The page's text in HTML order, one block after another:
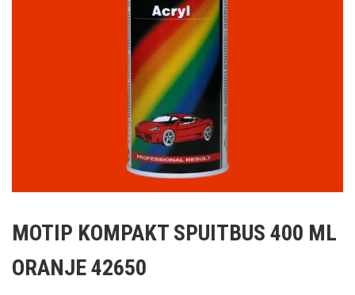
het
van
MOTIP KOMPAKT SPUITBUS 400 ML
ORANJE 42650